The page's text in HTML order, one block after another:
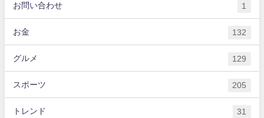
お問い合わせ 1
お金 132
グルメ 129
スポーツ 205
トレンド 31